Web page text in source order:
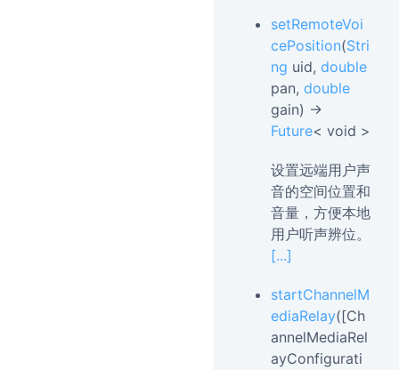
setRemoteVoi
cePosition(Stri
ng uid, double
pan, double
gain) →
Future< void >
设置远端用户声
音的空间位置和
音量，方便本地
用户听声辨位。
[...]
startChannelM
ediaRelay([Ch
annelMediaRel
ayConfigurati